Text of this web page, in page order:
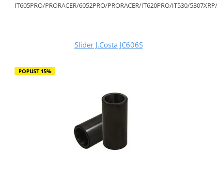
IT605PRO/PRORACER/6052PRO/PRORACER/IT620PRO/IT530/
Slider J.Costa JC606S
POPUST 15%